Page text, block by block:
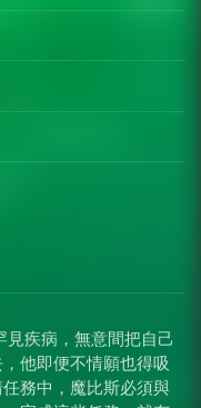
見疾病，無意間把自己
他即便不情願也得吸
務中，魔比斯必須與